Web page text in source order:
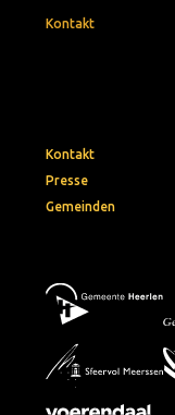
Kontakt
Kontakt
Presse
Gemeinden